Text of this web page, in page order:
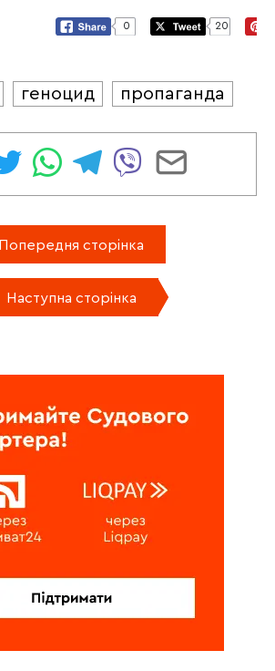
0 20
геноцид пропаганда
Попередня сторінка
Наступна сторінка